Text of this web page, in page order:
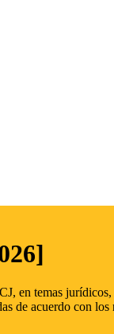
en temas
de acuerdo con